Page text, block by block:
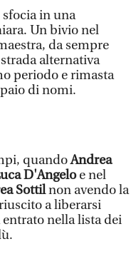
in una
Un bivio nel
da sempre
alternativa
periodo e rimasta
di nomi.
quandoAndrea
D'Angeloe nel
Sottilnon avendo la
a liberarsi
nella lista dei